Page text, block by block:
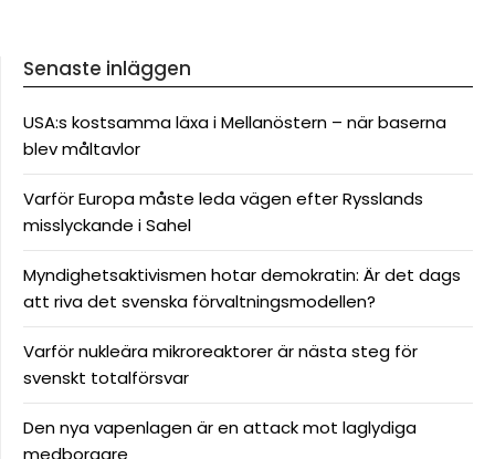
Senaste inläggen
USA:s kostsamma läxa i Mellanöstern – när baserna
blev måltavlor
Varför Europa måste leda vägen efter Rysslands
misslyckande i Sahel
Myndighetsaktivismen hotar demokratin: Är det dags
att riva det svenska förvaltningsmodellen?
Varför nukleära mikroreaktorer är nästa steg för
svenskt totalförsvar
Den nya vapenlagen är en attack mot laglydiga
medborgare